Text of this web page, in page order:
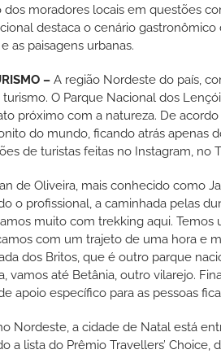
dos moradores locais em questões
destaca o cenário
as paisagens urbanas.
– A região Nordeste do país,
O Parque Nacional dos
próximo com a natureza. De
do mundo, ficando atrás apenas
de turistas feitas no Instagram, no
de Oliveira, mais conhecido como
o profissional, a caminhada pelas
muito com trekking aqui. Temos
com um trajeto de uma hora e
dos Britos, que é outro parque
vamos até Betânia, outro vilarejo.
apoio específico para as pessoas
Nordeste, a cidade de Natal está
a lista do Prêmio Travellers’